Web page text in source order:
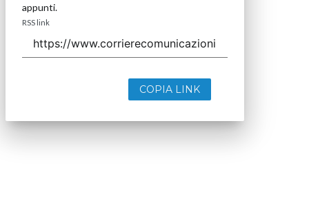
appunti.
RSS link
COPIA LINK